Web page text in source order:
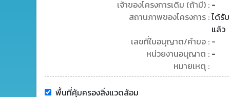
เจ้าของโครงการเดิม (ถ้ามี) : -
สถานภาพของโครงการ :ได้รั
แล้ว
เลขที่ใบอนุญาต/คำขอ : -
หน่วยงานอนุญาต : -
หมายเหตุ :
พื้นที่คุ้มครองสิ่งแวดล้อม